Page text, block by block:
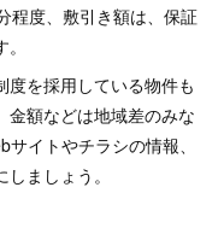
程度、敷引き額は、保証
度を採用している物件も
金額などは地域差のみな
イトやチラシの情報、
ましょう。